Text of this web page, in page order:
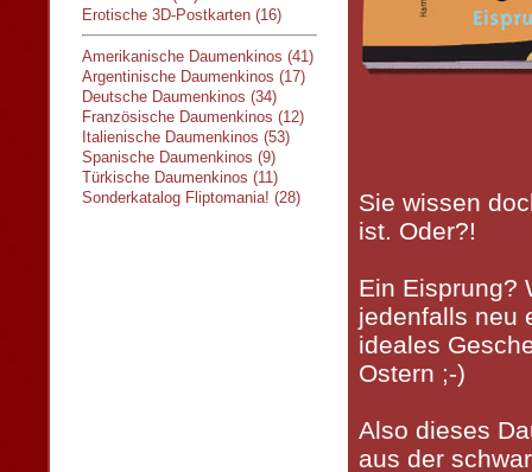
Erotische 3D-Postkarten (16)
Amerikanische Daumenkinos (41)
Argentinische Daumenkinos (17)
Deutsche Daumenkinos (34)
Französische Daumenkinos (12)
Italienische Daumenkinos (53)
Spanische Daumenkinos (9)
Türkische Daumenkinos (11)
Sonderkatalog Fliptomania! (28)
Sie wissen
ist. Oder?!
Ein Eisprung?
jedenfalls neu
ideales
Ostern ;-)
Also dieses
aus der